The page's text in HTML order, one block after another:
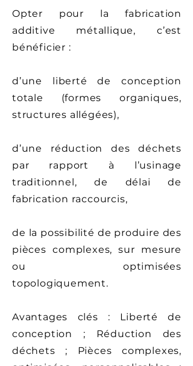
Opter pour la fabrication
additive métallique, c’est
bénéficier :
d’une liberté de conception
totale (formes organiques,
structures allégées),
d’une réduction des déchets
par rapport à l’usinage
traditionnel, de délai de
fabrication raccourcis,
de la possibilité de produire des
pièces complexes, sur mesure
ou optimisées
topologiquement.
Avantages clés : Liberté de
conception ; Réduction des
déchets ; Pièces complexes,